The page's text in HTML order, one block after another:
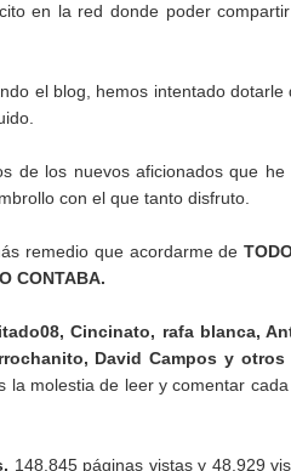
en la red donde poder
el blog, hemos intentado dotarle
de los nuevos aficionados que he
con el que tanto disfruto.
remedio que acordarme de
CONTABA.
Cincinato, rafa blanca,
David Campos y otros
molestia de leer y comentar
148.845 páginas vistas y 48.929